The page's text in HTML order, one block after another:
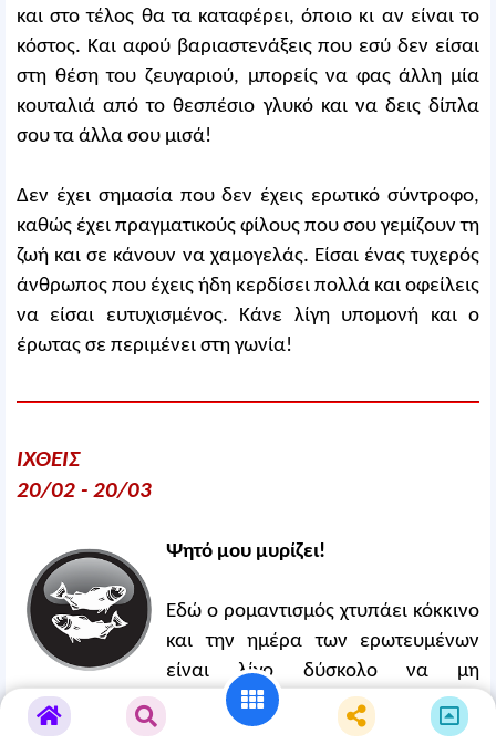
και στο τέλος θα τα καταφέρει, όποιο κι αν είναι το
κόστος. Και αφού βαριαστενάξεις που εσύ δεν είσαι
στη θέση του ζευγαριού, μπορείς να φας άλλη μία
κουταλιά από το θεσπέσιο γλυκό και να δεις δίπλα
σου τα άλλα σου μισά!
Δεν έχει σημασία που δεν έχεις ερωτικό σύντροφο,
καθώς έχει πραγματικούς φίλους που σου γεμίζουν τη
ζωή και σε κάνουν να χαμογελάς. Είσαι ένας τυχερός
άνθρωπος που έχεις ήδη κερδίσει πολλά και οφείλεις
να είσαι ευτυχισμένος. Κάνε λίγη υπομονή και ο
έρωτας σε περιμένει στη γωνία!
ΙΧΘΕΙΣ
20/02 - 20/03
Ψητό μου μυρίζει!
Εδώ ο ρομαντισμός χτυπάει κόκκινο
και την ημέρα των ερωτευμένων
είναι λίγο δύσκολο να μη
στεναχωρηθείς, εάν είσαι Ιχθύς. Το συγκεκριμένο
ζώδιο αγαπάει τον έρωτα και λατρεύει να έχει έναν